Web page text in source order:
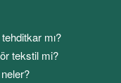
mı?
tekstil mi?